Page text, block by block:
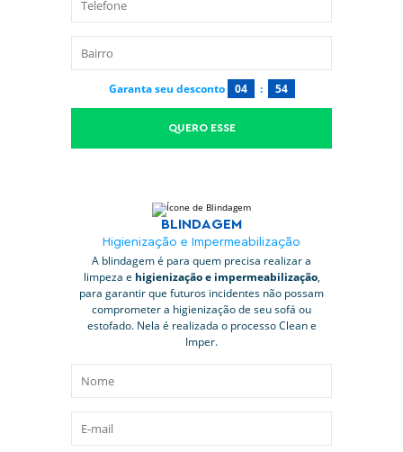
Garanta seu desconto 04 : 53
QUERO ESSE
BLINDAGEM
Higienização e Impermeabilização
A blindagem é para quem precisa realizar a
limpeza e higienização e impermeabilização,
para garantir que futuros incidentes não possam
comprometer a higienização de seu sofá ou
estofado. Nela é realizada o processo Clean e
Imper.